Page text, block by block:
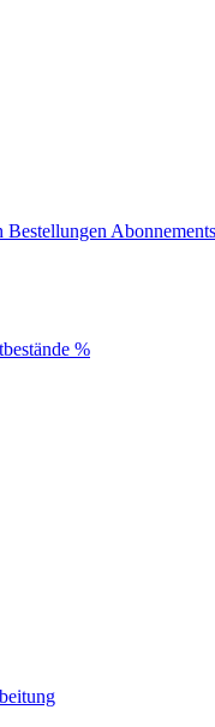
Bestellungen Abonnements
%